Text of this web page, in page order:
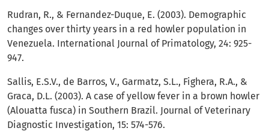
Rudran, R., & Fernandez-Duque, E. (2003). Demographic
changes over thirty years in a red howler population in
Venezuela. International Journal of Primatology, 24: 925-
947.
Sallis, E.S.V., de Barros, V., Garmatz, S.L., Fighera, R.A., &
Graca, D.L. (2003). A case of yellow fever in a brown howler
(Alouatta fusca) in Southern Brazil. Journal of Veterinary
Diagnostic Investigation, 15: 574-576.